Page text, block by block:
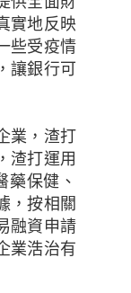
實地反映
些受疫情
讓銀行可
業，渣打
渣打運用
保健、
，按相關
融資申請
業浩治有
市場的經濟有
分點。他們認
客戶需求下降
的困難（37%
為而須承擔
在原因是監管要
訓、僱員人數